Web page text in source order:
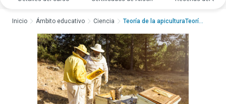
Inicio Ámbito educativo Ciencia Teoría de la apiculturaTeoría...